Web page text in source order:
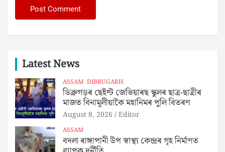
Latest News
ASSAM DIBRUGARH
ডিব্ৰুগড়ৰ ছেইণ্ট জেভিয়াৰছ স্কুলৰ ছাত্ৰ-ছাত্ৰীৰ
মাজত বিনামূলীয়াকৈ মহানিমৰ পুলি বিতৰণ
August 8, 2026 Editor
ASSAM
বদলা ৰাঙ্গাপানী উপ স্বাস্থ্য কেন্দ্ৰৰ গৃহ নিৰ্মাণত